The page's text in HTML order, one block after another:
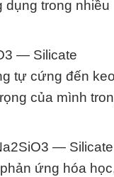
dụng trong nhiều
— Silicate
tự cứng đến keo
của mình
— Silicate
ứng hóa